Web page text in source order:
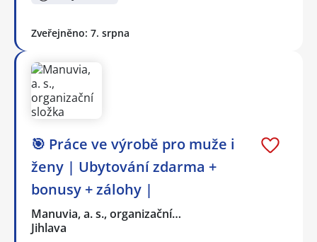
Zveřejněno: 7. srpna
🎯 Práce ve výrobě pro muže i
ženy | Ubytování zdarma +
bonusy + zálohy |
Manuvia, a. s., organizační…
Jihlava